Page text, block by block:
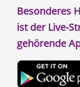
Besonderes
ist der Live-
gehörende